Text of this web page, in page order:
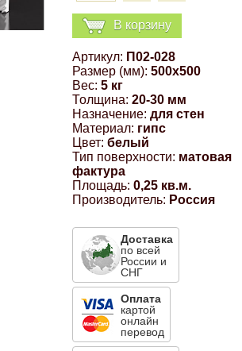
В корзину
Артикул: П02-028
Размер (мм): 500x500
Вес: 5 кг
Толщина: 20-30 мм
Назначение: для стен
Материал: гипс
Цвет: белый
Тип поверхности: матовая
фактура
Площадь: 0,25 кв.м.
Производитель: Россия
Доставка
по всей
России и
СНГ
Оплата
картой
онлайн
перевод
фитинги Poliext
акриловые
на холодильник